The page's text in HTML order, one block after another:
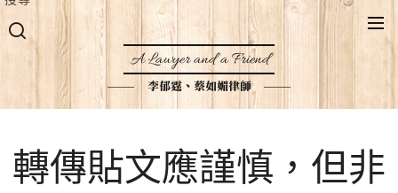
A Lawyer and a Friend
李郁霆、蔡如媚律師
轉傳貼文應謹慎，但非